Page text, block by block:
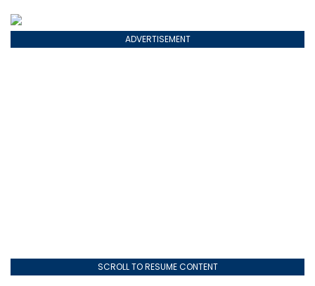
ADVERTISEMENT
SCROLL TO RESUME CONTENT